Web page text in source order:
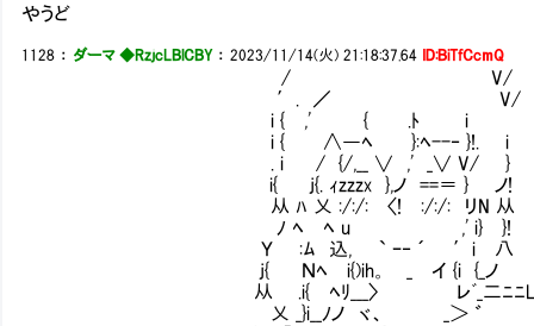
やうど
1128 ： ダーマ ◆RzjcLBlCBY：2023/11/14(火) 21:18:37.64 ID:BiTfCcmQ
/ V/
′. ／ V/
i { ,' { .ﾄ i
i { ∧―ﾍ }:ﾍ--‐ }!. i
. i / {/,__ ∨ ,' _∨ V/ }
i{ j{. ｨzzzx },ノ ==＝ } ノ!
从 ﾊ 乂 :/:/: 〈! :/:/: リN 从
ﾉ ﾍ ﾍ u ,' i} }! 【漠然とした危機
Ｙ :ﾑ 込, ` ｰ‐ ´ ′i 八
j{ Ｎﾍ i{)ih。 _ イ {i {_ノ 【急がなければ
从 .i{ ﾍﾘ___〉 レﾞ_二ﾆﾆ
乂 _}i__ﾉノ ヾ、 _＞ ゛